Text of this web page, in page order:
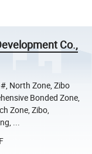
Co.,
North Zone, Zibo
Bonded Zone,
Zone, Zibo,
...